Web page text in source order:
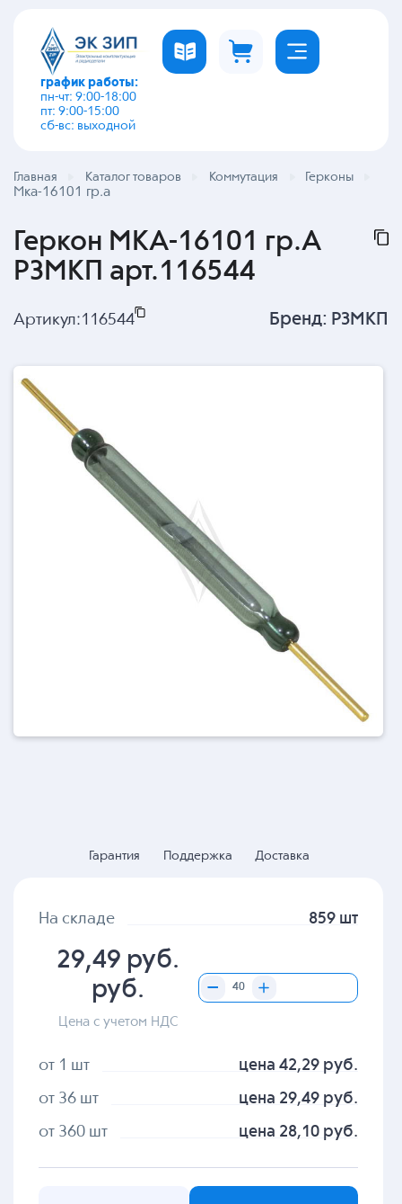
график работы:
пн-чт: 9:00-18:00
пт: 9:00-15:00
сб-вс: выходной
Главная Каталог товаров Коммутация Герконы
Мка-16101 гр.а
Геркон МКА-16101 гр.А
РЗМКП арт.116544
Артикул:116544 Бренд: РЗМКП
Гарантия Поддержка Доставка
На складе 859 шт
29,49 руб.
руб.
Цена с учетом НДС
от 1 шт цена 42,29 руб.
от 36 шт цена 29,49 руб.
от 360 шт цена 28,10 руб.